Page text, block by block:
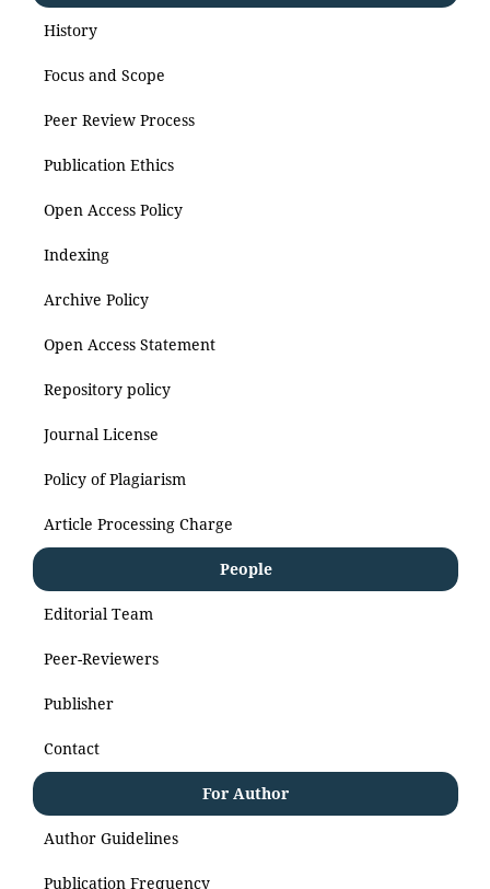
History
Focus and Scope
Peer Review Process
Publication Ethics
Open Access Policy
Indexing
Archive Policy
Open Access Statement
Repository policy
Journal License
Policy of Plagiarism
Article Processing Charge
People
Editorial Team
Peer-Reviewers
Publisher
Contact
For Author
Author Guidelines
Publication Frequency